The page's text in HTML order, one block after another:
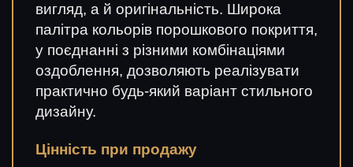
вигляд, а й оригінальність. Широка
палітра кольорів порошкового покриття,
у поєднанні з різними комбінаціями
оздоблення, дозволяють реалізувати
практично будь-який варіант стильного
дизайну.
Цінність при продажу